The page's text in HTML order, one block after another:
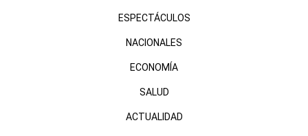
ESPECTÁCULOS
NACIONALES
ECONOMÍA
SALUD
ACTUALIDAD